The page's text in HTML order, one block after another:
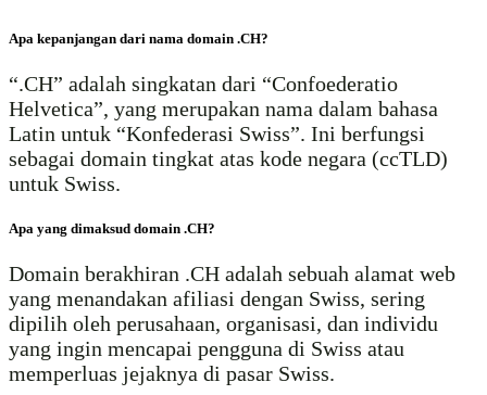
Apa kepanjangan dari nama domain .CH?
“.CH” adalah singkatan dari “Confoederatio
Helvetica”, yang merupakan nama dalam bahasa
Latin untuk “Konfederasi Swiss”. Ini berfungsi
sebagai domain tingkat atas kode negara (ccTLD)
untuk Swiss.
Apa yang dimaksud domain .CH?
Domain berakhiran .CH adalah sebuah alamat web
yang menandakan afiliasi dengan Swiss, sering
dipilih oleh perusahaan, organisasi, dan individu
yang ingin mencapai pengguna di Swiss atau
memperluas jejaknya di pasar Swiss.